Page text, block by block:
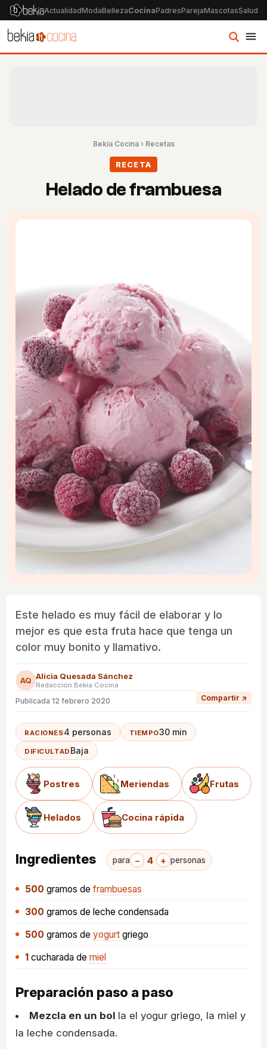
ActualidadModaBellezaCocinaPadresParejaMascotasSalud
Bekia Cocina› Recetas
RECETA
Helado de frambuesa
Este helado es muy fácil de elaborar y lo
mejor es que esta fruta hace que tenga un
color muy bonito y llamativo.
AQ Alicia Quesada Sánchez
Redacción Bekia Cocina
Publicada 12 febrero 2020 Compartir ↗
RACIONES4 personas TIEMPO30 min
DIFICULTAD Baja
Postres Meriendas Frutas
Helados Cocina rápida
Ingredientes para − 4 + personas
500 gramos de frambuesas
300 gramos de leche condensada
500 gramos de yogurt griego
1 cucharada de miel
Preparación paso a paso
Mezcla en un bol la el yogur griego, la miel y
la leche condensada.